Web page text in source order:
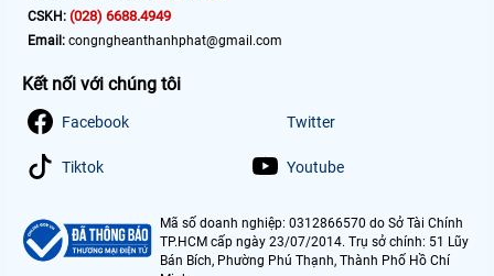
CSKH: (028) 6688.4949
Email: congngheanthanhphat@gmail.com
Kết nối với chúng tôi
Facebook Twitter
Tiktok Youtube
Mã số doanh nghiệp: 0312866570 do Sở Tài Chính
TP.HCM cấp ngày 23/07/2014. Trụ sở chính: 51 Lũy
Bán Bích, Phường Phú Thạnh, Thành Phố Hồ Chí